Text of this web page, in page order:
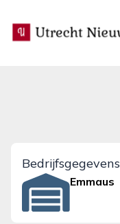
utrecht-nieuws.nl
Bedrijfsgegevens
Emmaus